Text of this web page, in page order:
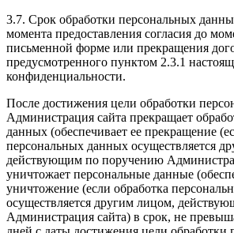
3.7. Срок обработки персональных
момента предоставления согласия до
письменной форме или прекращения
предусмотренного пунктом 2.3.1
конфиденциальности.
После достижения цели обработки
Администрация сайта прекращает
данных (обеспечивает ее прекращение
персональных данных осуществляется
действующим по поручению
уничтожает персональные данные
уничтожение (если обработка
осуществляется другим лицом,
Администрация сайта) в срок, не